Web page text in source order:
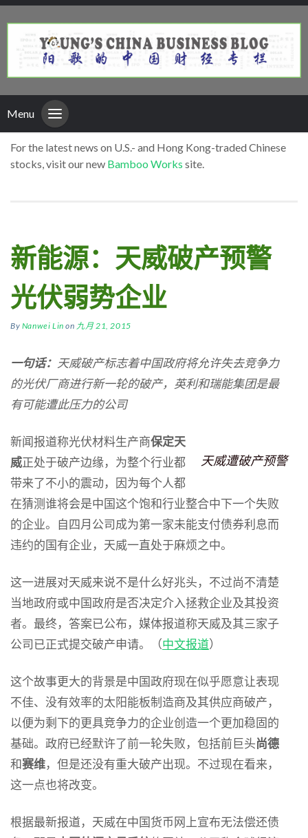
Menu
For the latest news on U.S.- and Hong Kong-traded Chinese
stocks, visit our new Bamboo Works site.
新能源：天威破产预警
光伏弱势企业
By Nanwei Lin on 九月 21, 2015
一句话： 天威破产标志着中国政府将允许失去竞争力
的光伏厂商进行新一轮的破产，英利和瑞能集团是最
有可能遭此压力的公司
天威遭破产预警
新闻报道称光伏材料生产商保定天
威正处于破产边缘，为整个行业都
带来了不小的震动，因为每个人都
在猜测谁将会是中国这个饱和行业整合中下一个失败
的企业。自四月公司成为第一家未能支付债券利息而
违约的国有企业，天威一直处于麻烦之中。
这一进展对天威来说不是什么好兆头，不过尚不清楚
当地政府或中国政府是否决定介入拯救企业及其投资
者。最终，答案已公布，媒体报道称天威及其三家子
公司已正式提交破产申请。（中文报道）
这个故事更大的背景是中国政府现在似乎愿意让表现
不佳、没有效率的太阳能板制造商及其供应商破产，
以便为剩下的更具竞争力的企业创造一个更加稳固的
基础。政府已经默许了前一轮失败，包括前巨头尚德
和赛维，但是还没有重大破产出现。不过现在看来，
这一点也将改变。
根据最新报道，天威在中国货币网上宣布无法偿还债